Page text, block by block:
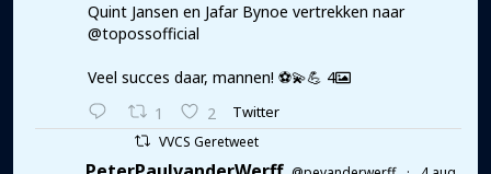
Quint Jansen en Jafar Bynoe vertrekken naar
@topossofficial
Veel succes daar, mannen! ⚽️💫💪 4
1
2 Twitter
VVCS Geretweet